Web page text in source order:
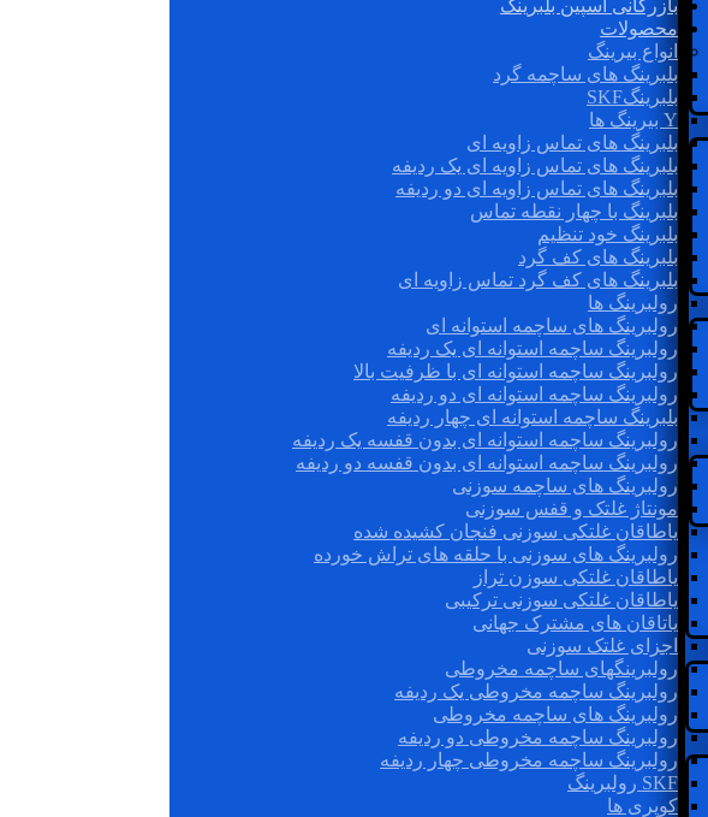
بازرگانی اسپین بلبرینگ
محصولات
انواع بیرینگ
بلبرینگ های ساچمه گرد
بلبرینگSKF
Y بیرینگ ها
بلبرینگ های تماس زاویه ای
بلبرینگ های تماس زاویه ای یک ردیفه
بلبرینگ های تماس زاویه ای دو ردیفه
بلبرینگ با چهار نقطه تماس
بلبرینگ خود تنظیم
بلبرینگ های کف گرد
بلبرینگ های کف گرد تماس زاویه ای
رولبرینگ ها
رولبرینگ های ساچمه استوانه ای
رولبرینگ ساچمه استوانه ای یک ردیفه
رولبرینگ ساچمه استوانه ای با ظرفیت بالا
رولبرینگ ساچمه استوانه ای دو ردیفه
بلبرینگ ساچمه استوانه ای چهار ردیفه
رولبرینگ ساچمه استوانه ای بدون قفسه یک ردیفه
رولبرینگ ساچمه استوانه ای بدون قفسه دو ردیفه
رولبرینگ های ساچمه سوزنی
مونتاژ غلتک و قفس سوزنی
یاطاقان غلتکی سوزنی فنجان کشیده شده
رولبرینگ های سوزنی با حلقه های تراش خورده
یاطاقان غلتکی سوزن تراز
یاطاقان غلتکی سوزنی ترکیبی
یاتاقان های مشترک جهانی
اجزای غلتک سوزنی
رولبرینگهای ساچمه مخروطی
رولبرینگ ساچمه مخروطی یک ردیفه
رولبرینگ های ساچمه مخروطی
رولبرینگ ساچمه مخروطی دو ردیفه
رولبرینگ ساچمه مخروطی چهار ردیفه
SKF رولبرینگ
کوپری ها